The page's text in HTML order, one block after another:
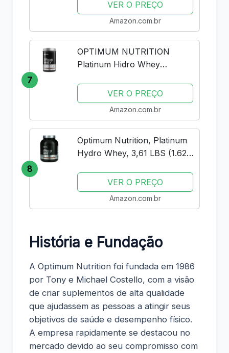
VER O PREÇO
Amazon.com.br
7
OPTIMUM NUTRITION
Platinum Hidro Whey
- 795G
VER O PREÇO
Amazon.com.br
8
Optimum Nutrition, Platinum
Hydro Whey, 3,61 LBS (1.62
VER O PREÇO
Amazon.com.br
História e Fundação
A Optimum Nutrition foi fundada em 1986
por Tony e Michael Costello, com a visão
de criar suplementos de alta qualidade
que ajudassem as pessoas a atingir seus
objetivos de saúde e desempenho físico.
A empresa rapidamente se destacou no
mercado devido ao seu compromisso com